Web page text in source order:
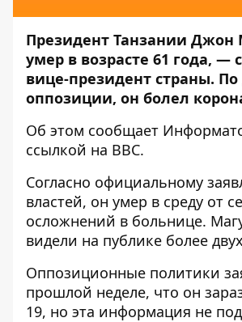
Президент Танзании Джон
умер в возрасте 61 года, —
вице-президент страны.
оппозиции, он болел
Об этом сообщает
ссылкой на BBC.
Согласно официальному
властей, он умер в среду от
осложнений в больнице.
видели на публике более
Оппозиционные политики
прошлой неделе, что он
19, но эта информация не